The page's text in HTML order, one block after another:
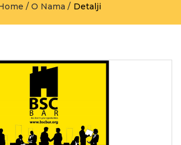
/ O Nama / Detalji